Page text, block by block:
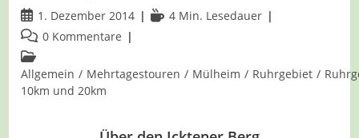
Beitrag
veröffentlicht:
1. Dezember 2014 Lesedauer:
4 Min. Lesedauer
Beitrags-
Kommentare:
0 Kommentare
Beitrags-
Kategorie:
Allgemein / Mehrtagestouren / Mülheim / Ruhrgebiet /
10km und 20km